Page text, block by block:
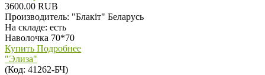
3600.00 RUB
Производитель: "Блакiт" Беларусь
На складе: есть
Наволочка 70*70
Купить Подробнее
"Элиза"
(Код: 41262-БЧ)